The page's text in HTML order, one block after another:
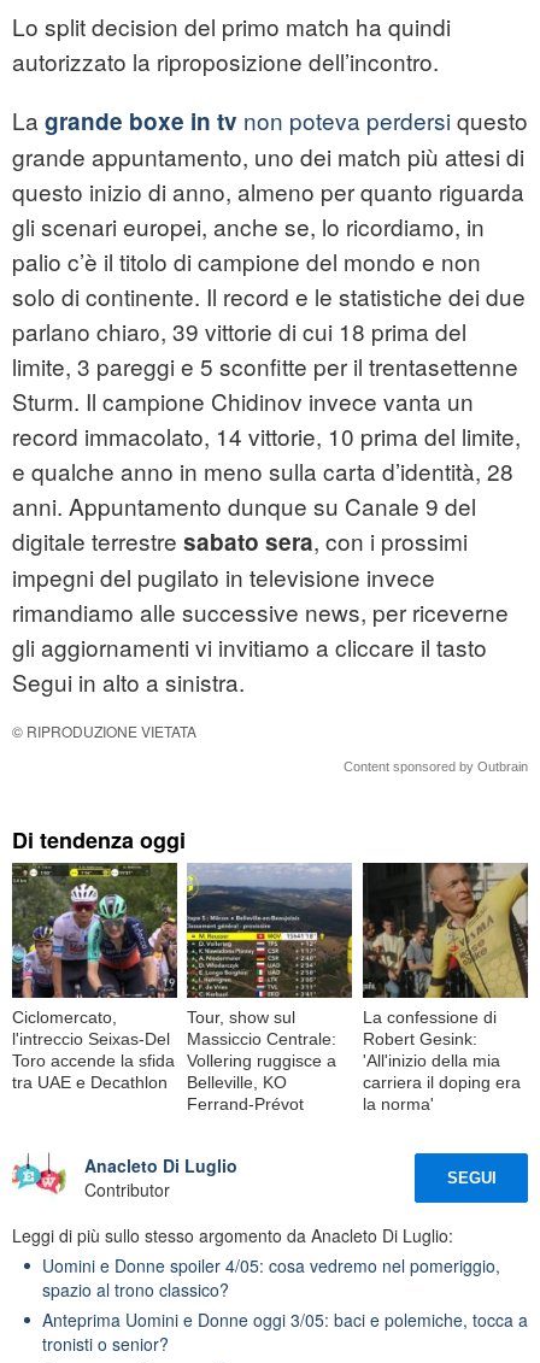
Lo split decision del primo match ha quindi
autorizzato la riproposizione dell’incontro.
La grande boxe in tv non poteva perdersiquesto
grande appuntamento, uno dei match più attesi di
questo inizio di anno, almeno per quanto riguarda
gli scenari europei, anche se, lo ricordiamo, in
palio c’è il titolo di campione del mondo e non
solo di continente. Il record e le statistiche dei due
parlano chiaro, 39 vittorie di cui 18 prima del
limite, 3 pareggi e 5 sconfitte per il trentasettenne
Sturm. Il campione Chidinov invece vanta un
record immacolato, 14 vittorie, 10 prima del limite,
e qualche anno in meno sulla carta d’identità, 28
anni. Appuntamento dunque su Canale 9 del
digitale terrestre sabato sera, con i prossimi
impegni del pugilato in televisione invece
rimandiamo alle successive news, per riceverne
gli aggiornamenti vi invitiamo a cliccare il tasto
Segui in alto a sinistra.
© RIPRODUZIONE VIETATA
Content sponsored by Outbrain
Di tendenza oggi
Ciclomercato,
l'intreccio Seixas-Del
Toro accende la sfida
tra UAE e Decathlon
Tour, show sul
Massiccio Centrale:
Vollering ruggisce a
Belleville, KO
Ferrand-Prévot
La confessione di
Robert Gesink:
'All'inizio della mia
carriera il doping era
la norma'
Anacleto Di Luglio
Contributor
SEGUI
Leggi di più sullo stesso argomento da Anacleto Di Luglio:
Uomini e Donne spoiler 4/05: cosa vedremo nel pomeriggio,
spazio al trono classico?
Anteprima Uomini e Donne oggi 3/05: baci e polemiche, tocca a
tronisti o senior?